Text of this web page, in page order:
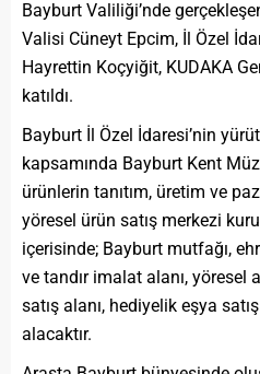
Bayburt Valiliği’nde
Valisi Cüneyt Epcim, İl Özel
Hayrettin Koçyiğit, KUDAKA
katıldı.
Bayburt İl Özel İdaresi’nin
kapsamında Bayburt Kent
ürünlerin tanıtım, üretim ve
yöresel ürün satış merkezi
içerisinde; Bayburt mutfağı,
ve tandır imalat alanı, yöresel
satış alanı, hediyelik eşya
alacaktır.